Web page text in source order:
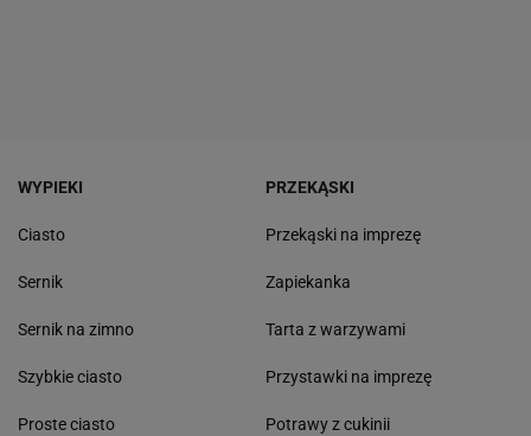
WYPIEKI
Ciasto
Sernik
Sernik na zimno
Szybkie ciasto
Proste ciasto
PRZEKĄSKI
Przekąski na imprezę
Zapiekanka
Tarta z warzywami
Przystawki na imprezę
Potrawy z cukinii